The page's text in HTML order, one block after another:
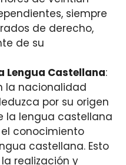
siempre
de derecho,
de su
Lengua Castellana:
la nacionalidad
por su origen
la lengua castellana
conocimiento
castellana. Esto
realización y